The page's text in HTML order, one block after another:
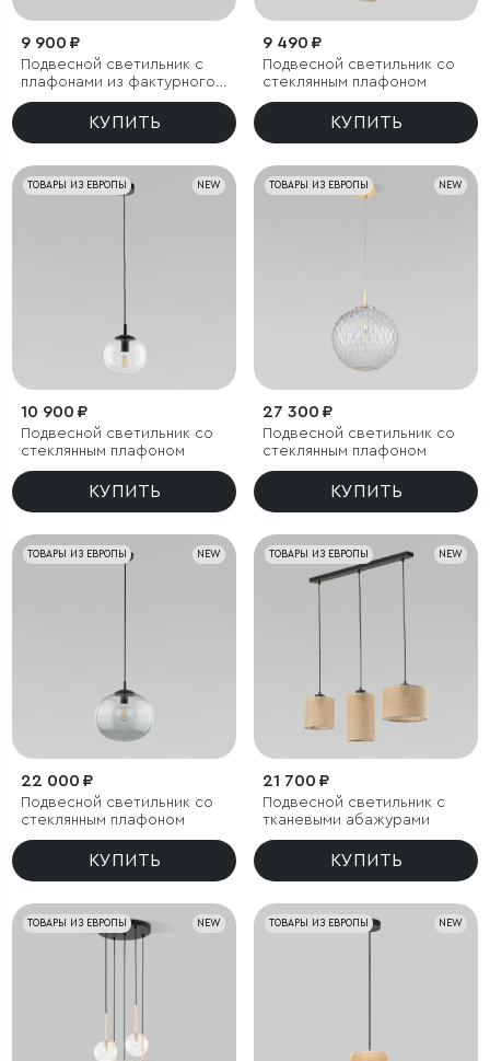
9 900 ₽
Подвесной светильник с
плафонами из фактурного
стекла
КУПИТЬ
9 490 ₽
Подвесной светильник со
стеклянным плафоном
КУПИТЬ
NEW
ТОВАРЫ ИЗ ЕВРОПЫ
10 900 ₽
Подвесной светильник со
стеклянным плафоном
КУПИТЬ
NEW
ТОВАРЫ ИЗ ЕВРОПЫ
27 300 ₽
Подвесной светильник со
стеклянным плафоном
КУПИТЬ
NEW
ТОВАРЫ ИЗ ЕВРОПЫ
22 000 ₽
Подвесной светильник со
стеклянным плафоном
КУПИТЬ
NEW
ТОВАРЫ ИЗ ЕВРОПЫ
21 700 ₽
Подвесной светильник с
тканевыми абажурами
КУПИТЬ
NEW
ТОВАРЫ ИЗ ЕВРОПЫ NEW
ТОВАРЫ ИЗ ЕВРОПЫ